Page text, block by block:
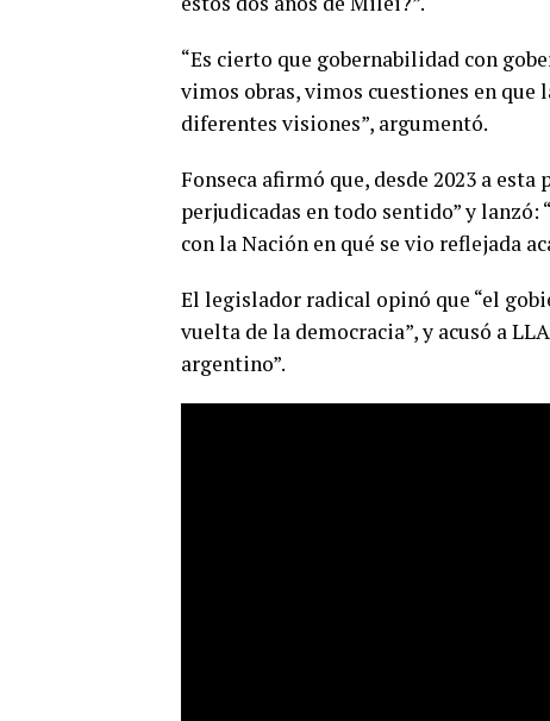
“Es cierto que gobernabilidad con
vimos obras, vimos cuestiones en
diferentes visiones”, argumentó.
Fonseca afirmó que, desde 2023 a
perjudicadas en todo sentido” y lanzó:
con la Nación en qué se vio reflejada
El legislador radical opinó que “el
vuelta de la democracia”, y acusó a
argentino”.